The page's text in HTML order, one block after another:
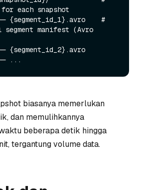
each snapshot
manifest (Avro
biasanya memerlukan
dan memulihkannya
beberapa detik hingga
tergantung volume data.